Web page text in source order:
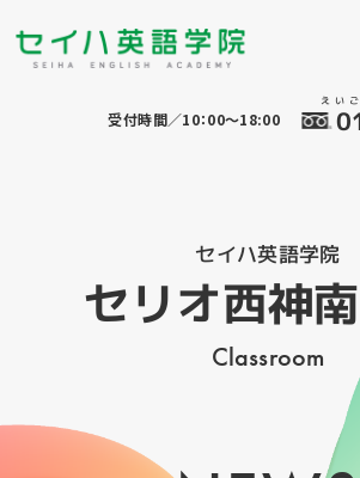
えい
受付時間／10：00～18:00
セイハ英語学院
セリオ西神
Classroom